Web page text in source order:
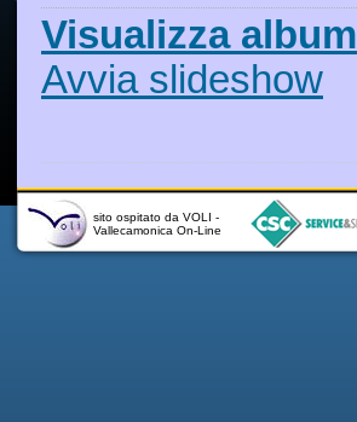
Visualizza album
Avvia slideshow
sito ospitato da VOLI -
Vallecamonica On-Line